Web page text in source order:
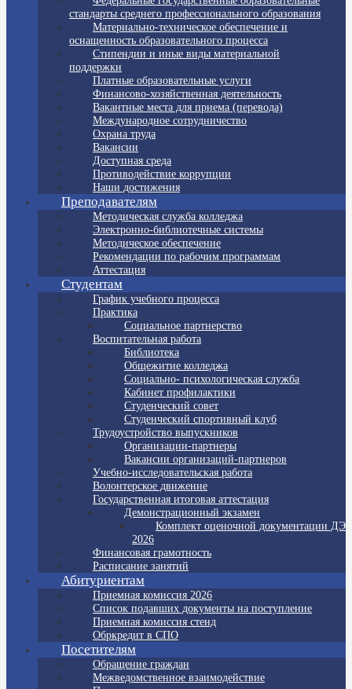
стандарты среднего профессионального образования
Материально-техническое обеспечение и
оснащенность образовательного процесса
Стипендии и иные виды материальной
поддержки
Платные образовательные услуги
Финансово-хозяйственная деятельность
Вакантные места для приема (перевода)
Международное сотрудничество
Охрана труда
Вакансии
Доступная среда
Противодействие коррупции
Наши достижения
Преподавателям
Методическая служба колледжа
Электронно-библиотечные системы
Методическое обеспечение
Рекомендации по рабочим программам
Аттестация
Студентам
График учебного процесса
Практика
Социальное партнерство
Воспитательная работа
Библиотека
Общежитие колледжа
Социально- психологическая служба
Кабинет профилактики
Студенческий совет
Студенческий спортивный клуб
Трудоустройство выпускников
Организации-партнеры
Вакансии организаций-партнеров
Учебно-исследовательская работа
Волонтерское движение
Государственная итоговая аттестация
Демонстрационный экзамен
Комплект оценочной документации ДЭ
2026
Финансовая грамотность
Расписание занятий
Абитуриентам
Приемная комиссия 2026
Список подавших документы на поступление
Приемная комиссия стенд
Обркредит в СПО
Посетителям
Обращение граждан
Межведомственное взаимодействие